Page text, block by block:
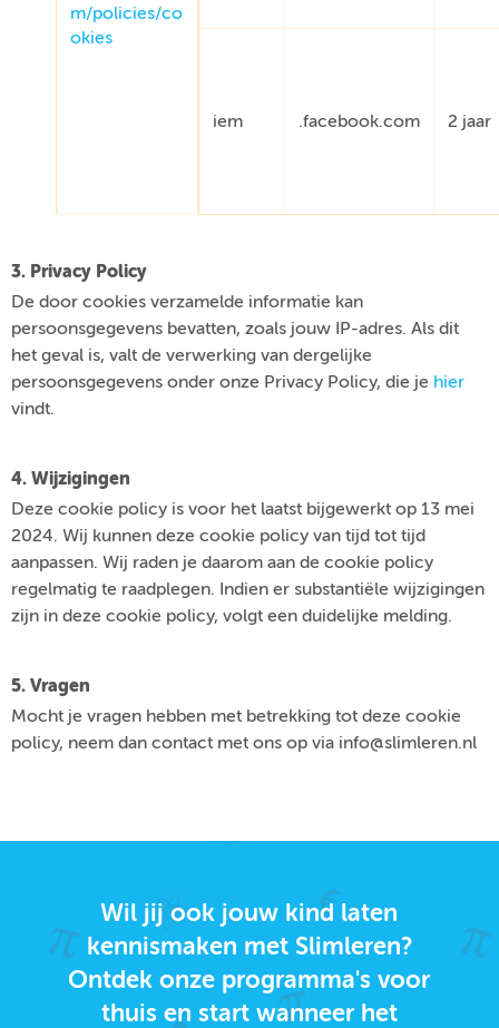
m/policies/co
okies
iem .facebook.com 2 jaar
3. Privacy Policy
De door cookies verzamelde informatie kan
persoonsgegevens bevatten, zoals jouw IP-adres. Als dit
het geval is, valt de verwerking van dergelijke
persoonsgegevens onder onze Privacy Policy, die je hier
vindt.
4. Wijzigingen
Deze cookie policy is voor het laatst bijgewerkt op 13 mei
2024. Wij kunnen deze cookie policy van tijd tot tijd
aanpassen. Wij raden je daarom aan de cookie policy
regelmatig te raadplegen. Indien er substantiële wijzigingen
zijn in deze cookie policy, volgt een duidelijke melding.
5. Vragen
Mocht je vragen hebben met betrekking tot deze cookie
policy, neem dan contact met ons op via info@slimleren.nl
Wil jij ook jouw kind laten
kennismaken met Slimleren?
Ontdek onze programma's voor
thuis en start wanneer het